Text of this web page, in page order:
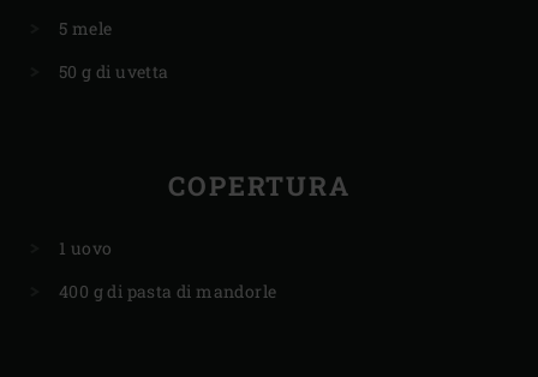
5 mele
50 g di uvetta
COPERTURA
1 uovo
400 g di pasta di mandorle